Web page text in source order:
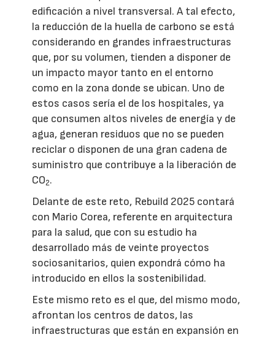
edificación a nivel transversal. A tal efecto,
la reducción de la huella de carbono se está
considerando en grandes infraestructuras
que, por su volumen, tienden a disponer de
un impacto mayor tanto en el entorno
como en la zona donde se ubican. Uno de
estos casos sería el de los hospitales, ya
que consumen altos niveles de energía y de
agua, generan residuos que no se pueden
reciclar o disponen de una gran cadena de
suministro que contribuye a la liberación de
CO2.
Delante de este reto, Rebuild 2025 contará
con Mario Corea, referente en arquitectura
para la salud, que con su estudio ha
desarrollado más de veinte proyectos
sociosanitarios, quien expondrá cómo ha
introducido en ellos la sostenibilidad.
Este mismo reto es el que, del mismo modo,
afrontan los centros de datos, las
infraestructuras que están en expansión en